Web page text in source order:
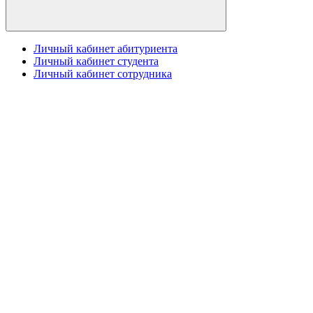
Личный кабинет абитуриента
Личный кабинет студента
Личный кабинет сотрудника